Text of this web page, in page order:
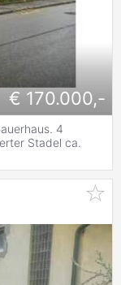
€ 170.000,-
4
Stadel ca.